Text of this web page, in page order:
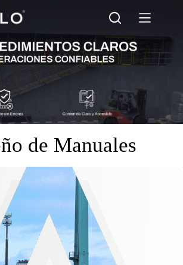
de Manuales